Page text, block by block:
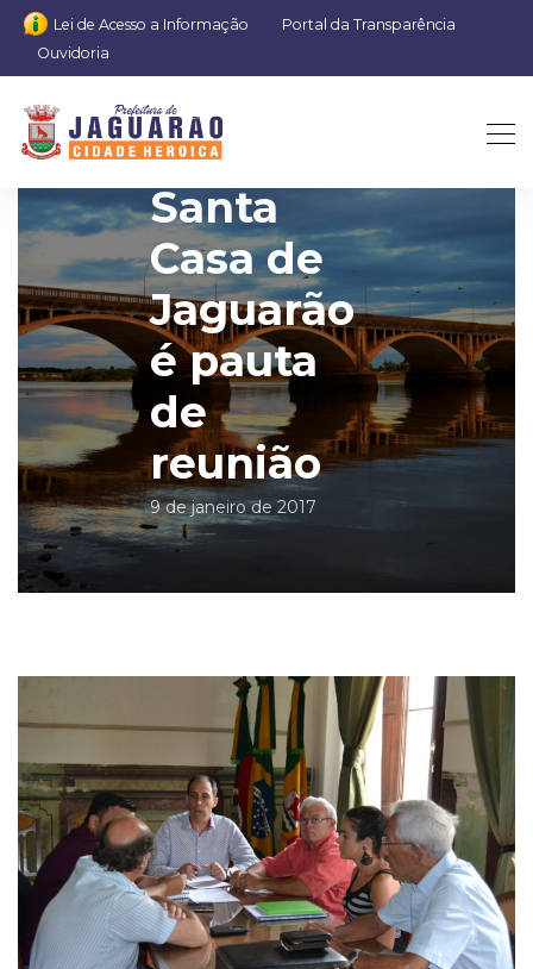
Lei de Acesso a Informação
Portal da Transparência
Ouvidoria
Santa
Casa de
Jaguarão
é pauta
de
reunião
9 de janeiro de 2017